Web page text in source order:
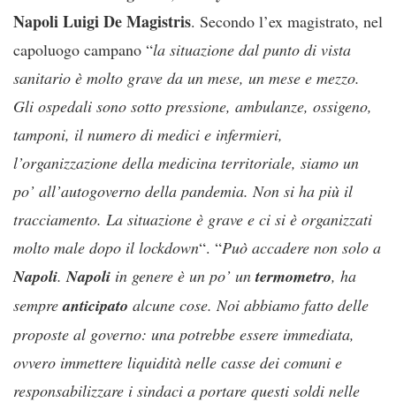
Napoli Luigi De Magistris. Secondo l’ex magistrato, nel
capoluogo campano “la situazione dal punto di vista
sanitario è molto grave da un mese, un mese e mezzo.
Gli ospedali sono sotto pressione, ambulanze, ossigeno,
tamponi, il numero di medici e infermieri,
l’organizzazione della medicina territoriale, siamo un
po’ all’autogoverno della pandemia. Non si ha più il
tracciamento. La situazione è grave e ci si è organizzati
molto male dopo il lockdown“. “Può accadere non solo a
Napoli.Napoli in genere è un po’ untermometro, ha
sempreanticipato alcune cose. Noi abbiamo fatto delle
proposte al governo: una potrebbe essere immediata,
ovvero immettere liquidità nelle casse dei comuni e
responsabilizzare i sindaci a portare questi soldi nelle